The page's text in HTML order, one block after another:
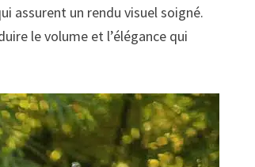
assurent un rendu visuel soigné.
le volume et l’élégance qui